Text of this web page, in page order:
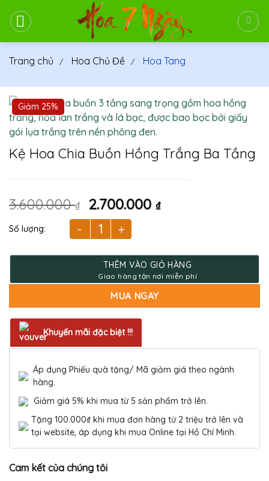
qua
Trang chủ
Hoa Chủ Đề Hoa Tang
Giảm 25%
Kệ Hoa Chia Buồn Hồng Trắng Ba Tầng
3.600.000₫
Giá
gốc
là:
2.700.000₫Giá
2.700.000 ₫.
Kệ Hoa Chia Buồn Hồng Trắng Ba Tầng số lượng
THÊM VÀO GIỎ HÀNG
MUA NGAY
Khuyến mãi đặc biệt !!!
Áp dụng Phiếu quà tặng/ Mã giảm giá theo ngành
hàng.
Giảm giá 5% khi mua từ 5 sản phẩm trở lên.
Tặng 100.000₫ khi mua đơn hàng từ 2 triệu trở lên và
tại website, áp dụng khi mua Online tại Hồ Chí Minh.
Cam kết của chúng tôi